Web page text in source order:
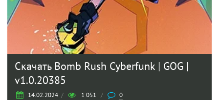
Скачать Bomb Rush Cyberfunk | GOG |
v1.0.20385
14.02.2024 / 1 051 / 0